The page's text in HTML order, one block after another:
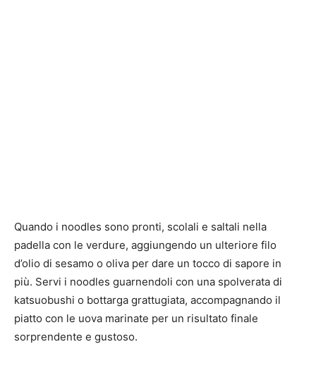
Quando i noodles sono pronti, scolali e saltali nella
padella con le verdure, aggiungendo un ulteriore filo
d’olio di sesamo o oliva per dare un tocco di sapore in
più. Servi i noodles guarnendoli con una spolverata di
katsuobushi o bottarga grattugiata, accompagnando il
piatto con le uova marinate per un risultato finale
sorprendente e gustoso.